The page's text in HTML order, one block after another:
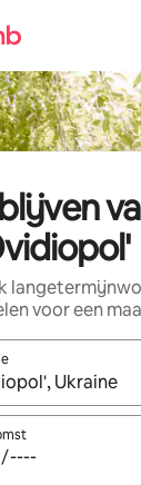
voor een
er resultaten